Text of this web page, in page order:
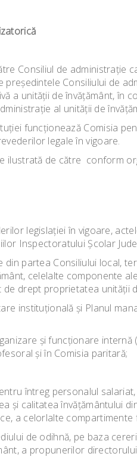
Consiliul de administraţie
preşedintele Consiliului de
a unităţii de învăţământ, în
al unităţii de
funcţionează Comisia
legale în vigoare.
ilustrată de către conform
legislaţiei în vigoare,
Inspectoratului Şcolar
din partea Consiliului local,
celelalte componente
drept proprietatea unităţii
instituţională şi Planul
şi funcţionare internă
şi în Comisia paritară;
întreg personalul
şi calitatea învăţământului
a celorlalte compartimente
de odihnă, pe baza
a propunerilor